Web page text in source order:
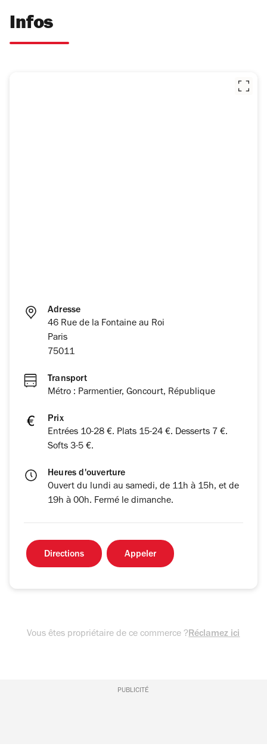
Infos
Adresse
46 Rue de la Fontaine au Roi
Paris
75011
Transport
Métro : Parmentier, Goncourt, République
Prix
Entrées 10-28 €. Plats 15-24 €. Desserts 7 €.
Softs 3-5 €.
Heures d'ouverture
Ouvert du lundi au samedi, de 11h à 15h, et de
19h à 00h. Fermé le dimanche.
Directions Appeler
Vous êtes propriétaire de ce commerce ?Réclamez ici
PUBLICITÉ